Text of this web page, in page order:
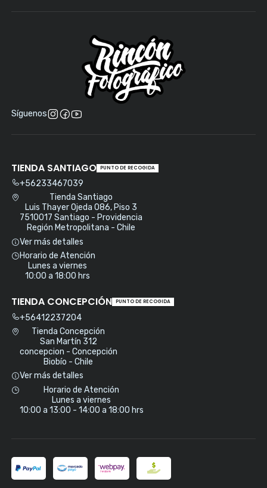
Síguenos
TIENDA SANTIAGO PUNTO DE RECOGIDA
+56233467039
Tienda Santiago
Luis Thayer Ojeda 086, Piso 3
7510017 Santiago - Providencia
Región Metropolitana - Chile
Ver más detalles
Horario de Atención
Lunes a viernes
10:00 a 18:00 hrs
TIENDA CONCEPCIÓN PUNTO DE RECOGIDA
+56412237204
Tienda Concepción
San Martín 312
concepcion - Concepción
Biobío - Chile
Ver más detalles
Horario de Atención
Lunes a viernes
10:00 a 13:00 - 14:00 a 18:00 hrs